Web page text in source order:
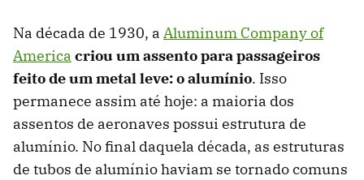
Na década de 1930, a Aluminum Company of
America criou um assento para passageiros
feito de um metal leve: o alumínio. Isso
permanece assim até hoje: a maioria dos
assentos de aeronaves possui estrutura de
alumínio. No final daquela década, as estruturas
de tubos de alumínio haviam se tornado comuns